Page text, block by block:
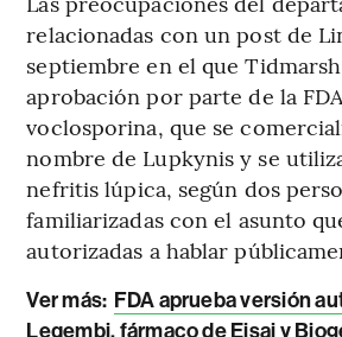
relacionadas con un post de
septiembre en el que
aprobación por parte de la
voclosporina, que se
nombre de Lupkynis y se
nefritis lúpica, según dos
familiarizadas con el asunto
autorizadas a hablar
Ver más: FDA aprueba versión
Leqembi, fármaco de Eisai y